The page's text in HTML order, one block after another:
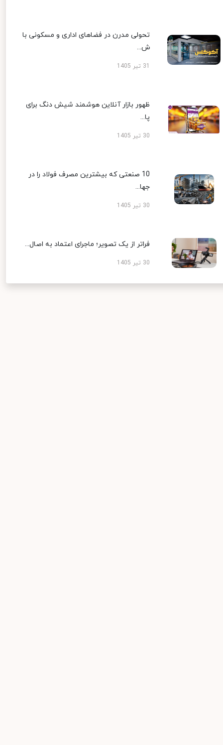
تحولی مدرن در فضاهای اداری و مسکونی با
ش...
ظهور بازار آنلاین هوشمند شیش دنگ برای
پا...
30 تیر 1405
10 صنعتی که بیشترین مصرف فولاد را در
جها...
30 تیر 1405
فراتر از یک تصویر؛ ماجرای اعتماد به اصال...
30 تیر 1405